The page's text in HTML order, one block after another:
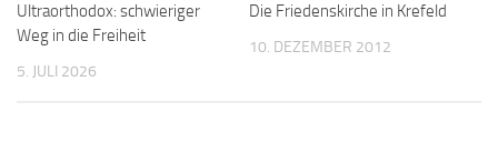
Ultraorthodox: schwieriger
Weg in die Freiheit
5. JULI 2026
Die Friedenskirche in Krefeld
10. DEZEMBER 2012